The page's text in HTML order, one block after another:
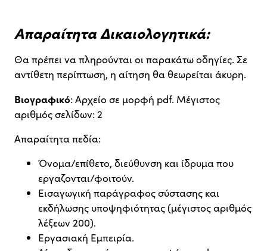
Απαραίτητα Δικαιολογητικά:
Θα πρέπει να πληρούνται οι παρακάτω οδηγίες. Σε
αντίθετη περίπτωση, η αίτηση θα θεωρείται άκυρη.
Βιογραφικό: Αρχείο σε μορφή pdf. Μέγιστος
αριθμός σελίδων: 2
Απαραίτητα πεδία:
Όνομα/επίθετο, διεύθυνση και ίδρυμα που
εργαζονται/φοιτούν.
Εισαγωγική παράγραφος σύστασης και
εκδήλωσης υποψηφιότητας (μέγιστος αριθμός
λέξεων 200).
Εργασιακή Εμπειρία.